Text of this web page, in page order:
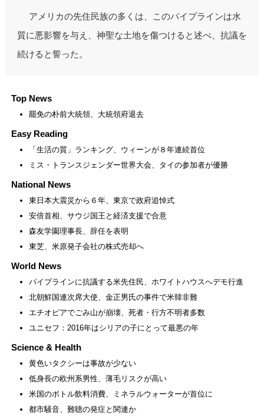
アメリカの先住民族の多くは、このパイプラインは水
質に悪影響を与え、神聖な土地を傷つけると述べ、抗議を
続けると誓った。
Top News
罷免の朴前大統領、大統領府退去
Easy Reading
「生活の質」ランキング、ウィーンが８年連続首位
ミス・トランスジェンダー世界大会、タイの参加者が優勝
National News
東日本大震災から６年、東京で政府追悼式
安倍首相、サウジ国王と経済支援で合意
森友学園理事長、辞任を表明
東芝、米原発子会社の株式売却へ
World News
パイプラインに抗議する米先住民、ホワイトハウスへデモ行進
北朝鮮国連次席大使、金正男氏の事件で米韓非難
エチオピアでごみ山が崩壊、死者・行方不明者多数
ユニセフ：2016年はシリアの子にとって最悪の年
Science & Health
黄色いタクシーは事故が少ない
低身長の欧州系男性、薄毛リスクが高い
米国のボトル飲料消費、ミネラルウォーターが首位に
都市騒音、難聴の発症と関連か